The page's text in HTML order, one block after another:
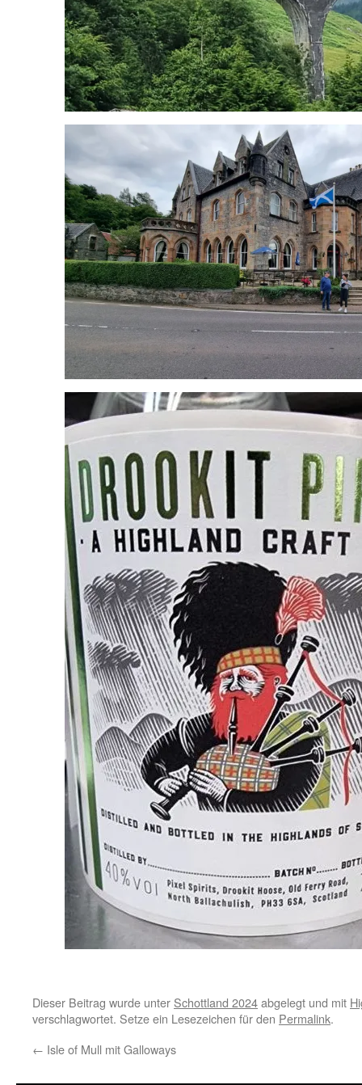
Dieser Beitrag wurde unter Schottland 2024abgelegt und mit
verschlagwortet. Setze ein Lesezeichen für den Permalink.
← Isle of Mull mit Galloways